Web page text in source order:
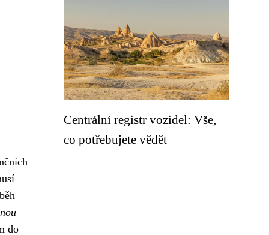
do
Centrální registr vozidel: Vše,
co potřebujete vědět